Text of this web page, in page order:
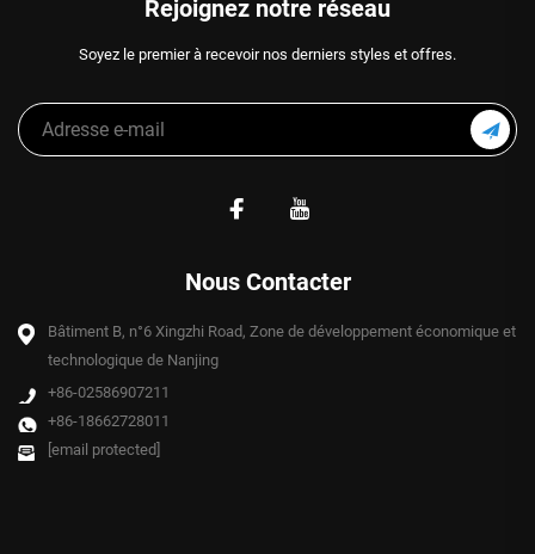
Rejoignez notre réseau
Soyez le premier à recevoir nos derniers styles et offres.
Nous Contacter
Bâtiment B, n°6 Xingzhi Road, Zone de développement économique et
technologique de Nanjing
+86-02586907211
+86-18662728011
[email protected]